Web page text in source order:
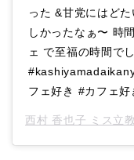
った &甘党にはど
しかったなぁ〜 時
ェ で至福の時間で
フェ好き #カフェ
西村 香也子 ミス立